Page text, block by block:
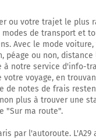
260 mètres
ou votre trajet le plus
de transport et
Avec le mode voiture,
péage ou non, distance
à notre service d'info-
votre voyage, en
de notes de frais
plus à trouver une
"Sur ma route".
par l'autoroute. L'A29